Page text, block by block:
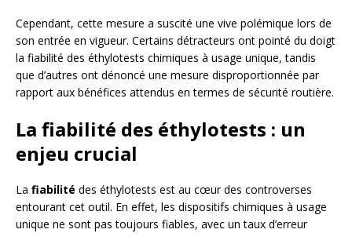
Cependant, cette mesure a suscité une vive polémique lors de
son entrée en vigueur. Certains détracteurs ont pointé du doigt
la fiabilité des éthylotests chimiques à usage unique, tandis
que d’autres ont dénoncé une mesure disproportionnée par
rapport aux bénéfices attendus en termes de sécurité routière.
La fiabilité des éthylotests : un
enjeu crucial
La fiabilité des éthylotests est au cœur des controverses
entourant cet outil. En effet, les dispositifs chimiques à usage
unique ne sont pas toujours fiables, avec un taux d’erreur